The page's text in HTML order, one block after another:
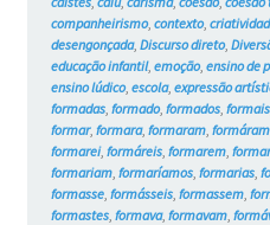
companheirismo, contexto,
desengonçada, Discurso direto,
educação infantil, emoção, ensino de
ensino lúdico, escola, expressão
formadas, formado, formados, formais,
formar, formara, formaram,
formarei, formáreis, formarem,
formariam, formaríamos, formarias,
formasse, formásseis, formassem,
formastes, formava, formavam,